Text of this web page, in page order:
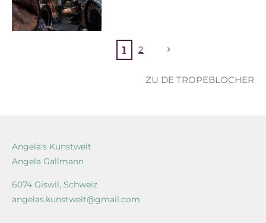
1 2
ZU DE TROPEBLOCHER
Angela's Kunstwelt
Angela Gallmann
6074 Giswil, Schweiz
angelas.kunstwelt@gmail.com